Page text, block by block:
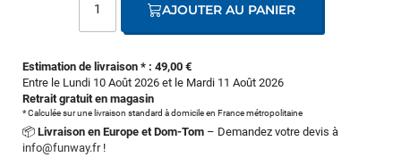
Estimation de livraison * : 49,00 €
Entre le Lundi 10 Août 2026 et le Mardi 11 Août 2026
Retrait gratuit en magasin
* Calculée sur une livraison standard à domicile en France métropolitaine
📦 Livraison en Europe et Dom-Tom – Demandez votre devis à
info@funway.fr!
AJOUTER AU PANIER